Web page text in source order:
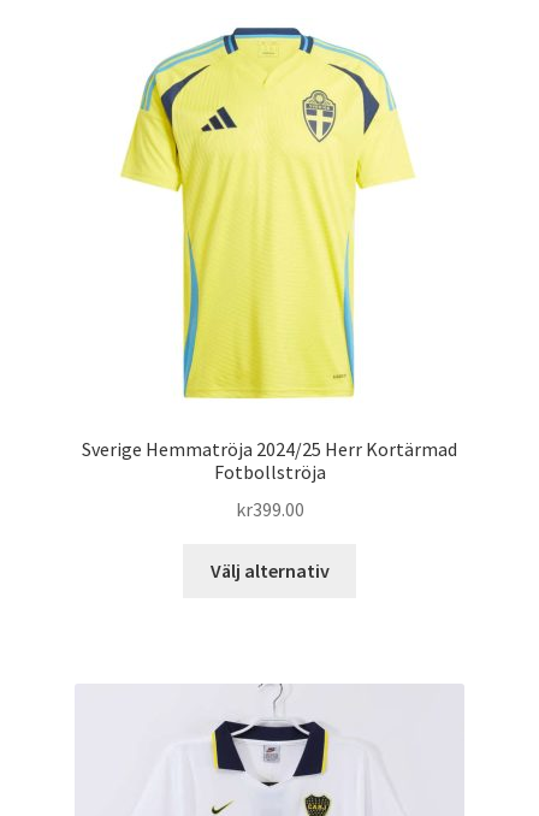
Sverige Hemmatröja 2024/25 Herr Kortärmad
Fotbollströja
kr399.00
Välj alternativ
flera